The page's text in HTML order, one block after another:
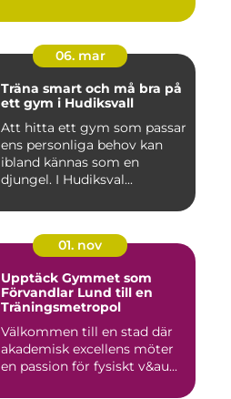
06. mar
Träna smart och må bra på
ett gym i Hudiksvall
Att hitta ett gym som passar
ens personliga behov kan
ibland kännas som en
djungel. I Hudiksval...
01. nov
Upptäck Gymmet som
Förvandlar Lund till en
Träningsmetropol
Välkommen till en stad där
akademisk excellens möter
en passion för fysiskt v&au...